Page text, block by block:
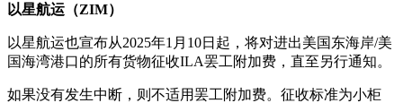
以星航运（ZIM）
以星航运也宣布从2025年1月10日起，将对进出美国东海岸/美
国海湾港口的所有货物征收ILA罢工附加费，直至另行通知。
如果没有发生中断，则不适用罢工附加费。征收标准为小柜